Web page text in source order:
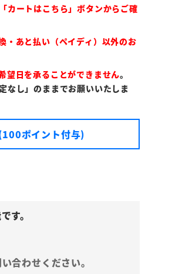
カートはこちら」ボタンからご確
・あと払い（ペイディ）以外のお
望日を承ることができません。
なし」のままでお願いいたしま
ポイント付与)